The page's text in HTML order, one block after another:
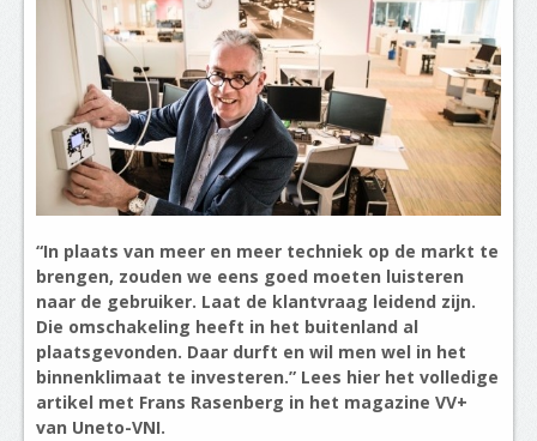
“In plaats van meer en meer techniek op de markt te
brengen, zouden we eens goed moeten luisteren
naar de gebruiker. Laat de klantvraag leidend zijn.
Die omschakeling heeft in het buitenland al
plaatsgevonden. Daar durft en wil men wel in het
binnenklimaat te investeren.” Lees hier het volledige
artikel met Frans Rasenberg in het magazine VV+
van Uneto-VNI.